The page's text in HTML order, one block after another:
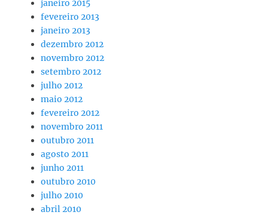
janeiro 2015
fevereiro 2013
janeiro 2013
dezembro 2012
novembro 2012
setembro 2012
julho 2012
maio 2012
fevereiro 2012
novembro 2011
outubro 2011
agosto 2011
junho 2011
outubro 2010
julho 2010
abril 2010